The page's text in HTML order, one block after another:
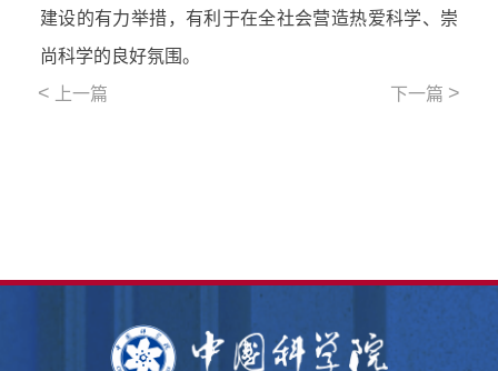
建设的有力举措，有利于在全社会营造热爱科学、崇
尚科学的良好氛围。
< 上一篇 下一篇 >